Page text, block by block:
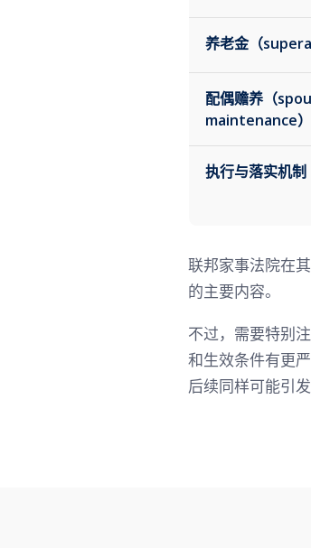
养老金（
配偶赡养（
maintenance
执行与落实机制
联邦家事法院在
的主要内容。
不过，需要特别
和生效条件有更
后续同样可能引发
为什么选择 NS Legal？
需要法律意见？联系 NS Legal